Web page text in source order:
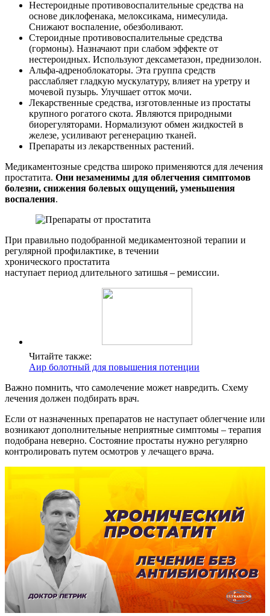
Нестероидные противовоспалительные средства на
основе диклофенака, мелоксикама, нимесулида.
Снижают воспаление, обезболивают.
Стероидные противовоспалительные средства
(гормоны). Назначают при слабом эффекте от
нестероидных. Используют дексаметазон, преднизолон.
Альфа-адреноблокаторы. Эта группа средств
расслабляет гладкую мускулатуру, влияет на уретру и
мочевой пузырь. Улучшает отток мочи.
Лекарственные средства, изготовленные из простаты
крупного рогатого скота. Являются природными
биорегуляторами. Нормализуют обмен жидкостей в
железе, усиливают регенерацию тканей.
Препараты из лекарственных растений.
Медикаментозные средства широко применяются для лечения
простатита. Они незаменимы для облегчения симптомов
болезни, снижения болевых ощущений, уменьшения
воспаления.
При правильно подобранной медикаментозной терапии и
регулярной профилактике, в течении
хронического простатита
наступает период длительного затишья – ремиссии.
Читайте также:
Аир болотный для повышения потенции
Важно помнить, что самолечение может навредить. Схему
лечения должен подбирать врач.
Если от назначенных препаратов не наступает облегчение или
возникают дополнительные неприятные симптомы – терапия
подобрана неверно. Состояние простаты нужно регулярно
контролировать путем осмотров у лечащего врача.